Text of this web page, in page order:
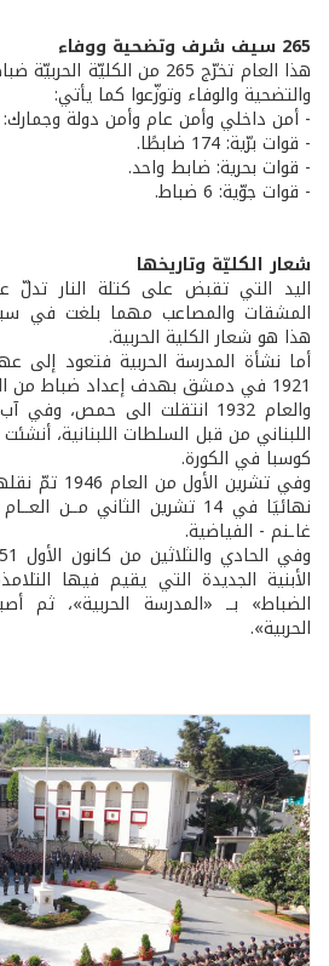
265 سيف شرف وتضحية ووفاء
هذا العام تخرّج 265 من
والتضحية والوفاء وتوزّعوا كما يأتي:
- أمن داخلي وأمن عام وأمن دولة وجمارك: 84 ضابطًا.
- قوات برّية: 174 ضابطًا.
- قوات بحرية: ضابط واحد.
- قوات جوّية: 6 ضباط.
شعار الكليّة وتاريخها
اليد التي تقبض على كتلة النار تدلّ
المشقات والمصاعب مهما بلغت في
هذا هو شعار الكلية الحربية.
أما نشأة المدرسة الحربية فتعود إلى
1921 في دمشق بهدف إعداد ضباط من اللبنانيين والسوريين.
اللبناني من قبل السلطات اللبنانية،
كوسبا في الكورة.
وفي تشرين
غاـنم - الفياضية.
الأبنية الجديدة التي يقيم فيها
الحربية».